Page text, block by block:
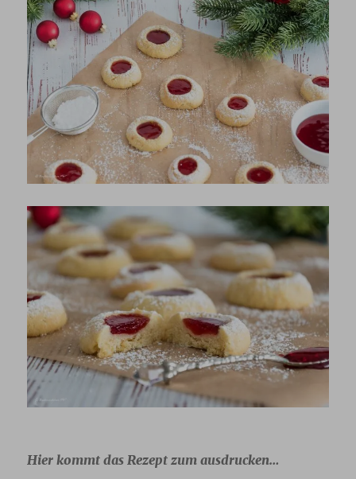
Hier kommt das Rezept zum ausdrucken…